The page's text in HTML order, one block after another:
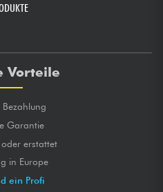
Vorteile
Bezahlung
Garantie
erstattet
in Europe
ein Profi